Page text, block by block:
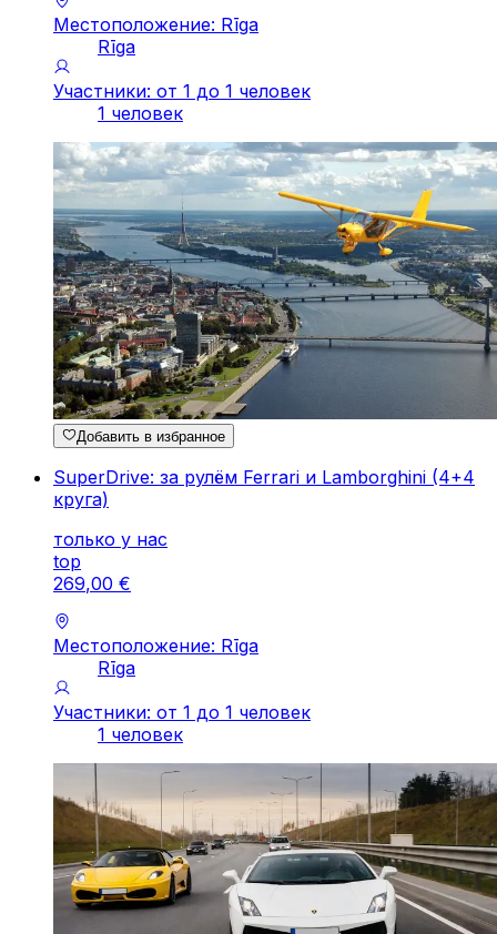
Местоположение: Rīga
Rīga
Участники: от 1 до 1 человек
1 человек
Добавить в избранное
SuperDrive: за рулём Ferrari и Lamborghini (4+4
круга)
только у нас
top
269,00 €
Местоположение: Rīga
Rīga
Участники: от 1 до 1 человек
1 человек